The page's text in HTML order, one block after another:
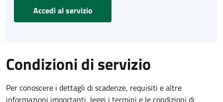
Accedi al servizio
Condizioni di servizio
Per conoscere i dettagli di scadenze, requisiti e altre
informazioni importanti, leggi i termini e le condizioni di